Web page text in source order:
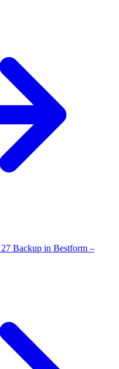
Backup in Bestform –